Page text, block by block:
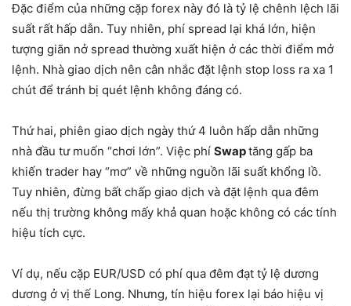
Đặc điểm của những cặp forex này đó là tỷ lệ chênh lệch lãi
suất rất hấp dẫn. Tuy nhiên, phí spread lại khá lớn, hiện
tượng giãn nở spread thường xuất hiện ở các thời điểm mở
lệnh. Nhà giao dịch nên cân nhắc đặt lệnh stop loss ra xa 1
chút để tránh bị quét lệnh không đáng có.
Thứ hai, phiên giao dịch ngày thứ 4 luôn hấp dẫn những
nhà đầu tư muốn “chơi lớn”. Việc phí Swaptăng gấp ba
khiến trader hay “mơ” về những nguồn lãi suất khổng lồ.
Tuy nhiên, đừng bất chấp giao dịch và đặt lệnh qua đêm
nếu thị trường không mấy khả quan hoặc không có các tính
hiệu tích cực.
Ví dụ, nếu cặp EUR/USD có phí qua đêm đạt tỷ lệ dương
dương ở vị thế Long. Nhưng, tín hiệu forex lại báo hiệu vị